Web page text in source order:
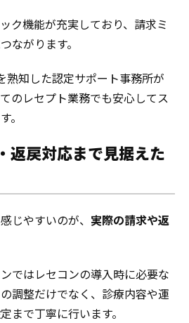
ク機能が充実しており、請求ミ
ながります。
熟知した認定サポート事務所が
のレセプト業務でも安心してス
。
返戻対応まで見据えた
じやすいのが、 実際の請求や返
ではレセコンの導入時に必要な
調整だけでなく、診療内容や運
まで丁寧に行います。